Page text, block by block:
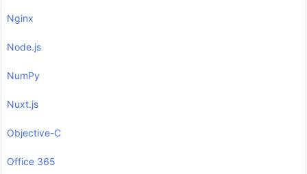
Nginx
Node.js
NumPy
Nuxt.js
Objective-C
Office 365